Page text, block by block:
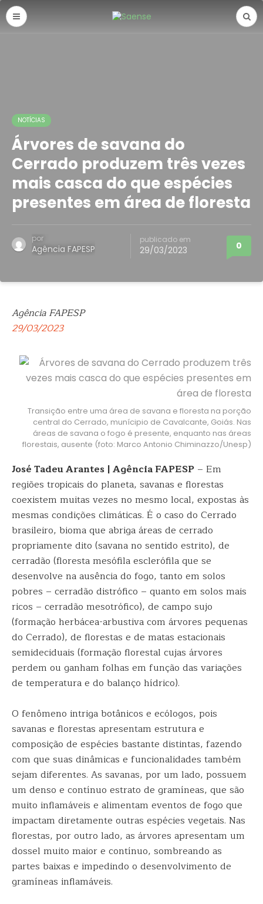
NOTÍCIAS
Árvores de savana do
Cerrado produzem três vezes
mais casca do que espécies
presentes em área de floresta
por
Agência FAPESP
publicado em
29/03/2023 0
Agência FAPESP
29/03/2023
Transição entre uma área de savana e floresta na porção
central do Cerrado, munícipio de Cavalcante, Goiás. Nas
áreas de savana o fogo é presente, enquanto nas áreas
florestais, ausente (foto: Marco Antonio Chiminazzo/Unesp)
José Tadeu Arantes | Agência FAPESP – Em
regiões tropicais do planeta, savanas e florestas
coexistem muitas vezes no mesmo local, expostas às
mesmas condições climáticas. É o caso do Cerrado
brasileiro, bioma que abriga áreas de cerrado
propriamente dito (savana no sentido estrito), de
cerradão (floresta mesófila esclerófila que se
desenvolve na ausência do fogo, tanto em solos
pobres – cerradão distrófico – quanto em solos mais
ricos – cerradão mesotrófico), de campo sujo
(formação herbácea-arbustiva com árvores pequenas
do Cerrado), de florestas e de matas estacionais
semideciduais (formação florestal cujas árvores
perdem ou ganham folhas em função das variações
de temperatura e do balanço hídrico).
O fenômeno intriga botânicos e ecólogos, pois
savanas e florestas apresentam estrutura e
composição de espécies bastante distintas, fazendo
com que suas dinâmicas e funcionalidades também
sejam diferentes. As savanas, por um lado, possuem
um denso e contínuo estrato de gramíneas, que são
muito inflamáveis e alimentam eventos de fogo que
impactam diretamente outras espécies vegetais. Nas
florestas, por outro lado, as árvores apresentam um
dossel muito maior e contínuo, sombreando as
partes baixas e impedindo o desenvolvimento de
gramíneas inflamáveis.